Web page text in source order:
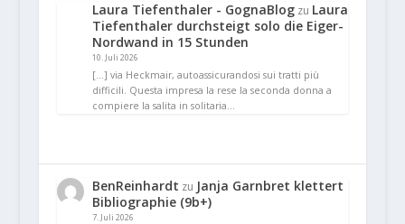
Laura Tiefenthaler - GognaBlogzu Laura
Tiefenthaler durchsteigt solo die Eiger-
Nordwand in 15 Stunden
10. Juli 2026
[…] via Heckmair, autoassicurandosi sui tratti più
difficili. Questa impresa la rese la seconda donna a
compiere la salita in solitaria…
BenReinhardt zu Janja Garnbret klettert
Bibliographie (9b+)
7. Juli 2026